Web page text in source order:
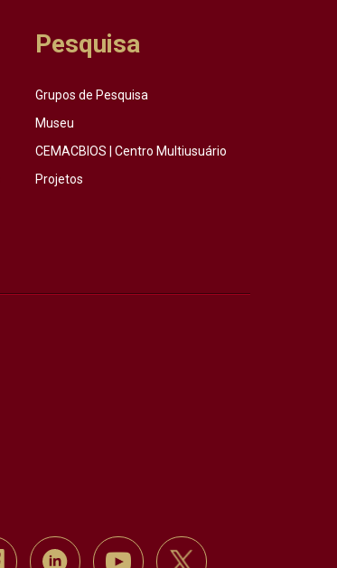
Pesquisa
Grupos de Pesquisa
Museu
CEMACBIOS | Centro Multiusuário
Projetos